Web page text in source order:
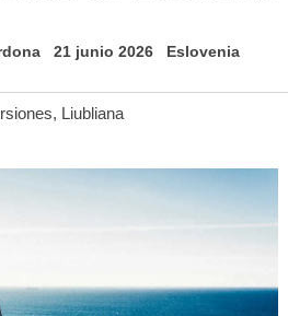
21 junio 2026 Eslovenia
, Liubliana